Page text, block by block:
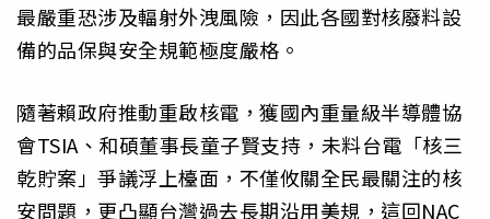
最嚴重恐涉及輻射外洩風險，因此各國對核廢料設
備的品保與安全規範極度嚴格。
隨著賴政府推動重啟核電，獲國內重量級半導體協
會TSIA、和碩董事長童子賢支持，未料台電「核三
乾貯案」爭議浮上檯面，不僅攸關全民最關注的核
安問題，更凸顯台灣過去長期沿用美規，這回NAC